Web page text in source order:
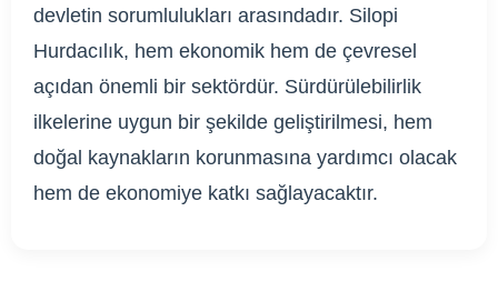
devletin sorumlulukları arasındadır. Silopi
Hurdacılık, hem ekonomik hem de çevresel
açıdan önemli bir sektördür. Sürdürülebilirlik
ilkelerine uygun bir şekilde geliştirilmesi, hem
doğal kaynakların korunmasına yardımcı olacak
hem de ekonomiye katkı sağlayacaktır.